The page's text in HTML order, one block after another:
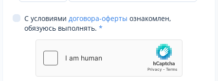
С условиями договора-оферты ознакомлен,
обязуюсь выполнять. *